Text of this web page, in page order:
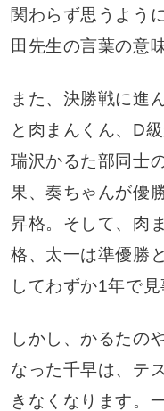
関わらず思うよう
田先生の言葉の意
また、決勝戦に進
と肉まんくん、D
瑞沢かるた部同士
果、奏ちゃんが優
昇格。そして、肉
格、太一は準優勝
してわずか1年で
しかし、かるたの
なった千早は、テ
きなくなります。